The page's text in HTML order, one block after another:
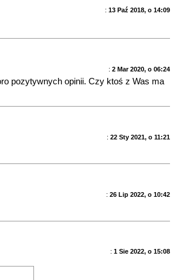
: 13 Paź 2018, o 14:09
: 2 Mar 2020, o 06:24
pozytywnych opinii. Czy ktoś z Was ma
: 22 Sty 2021, o 11:21
: 26 Lip 2022, o 10:42
: 1 Sie 2022, o 15:08